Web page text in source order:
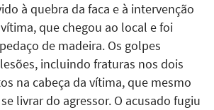
à quebra da faca e à intervenção
que chegou ao local e foi
de madeira. Os golpes
incluindo fraturas nos dois
na cabeça da vítima, que mesmo
livrar do agressor. O acusado fugiu